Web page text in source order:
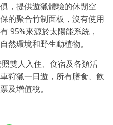
，提供遊獵體驗的休閒空
的聚合竹制面板，沒有使用
95%來源於太陽能系統，
然環境和野生動植物。
雙人入住、食宿及各類活
狩獵一日遊，所有膳食、飲
及增值稅。